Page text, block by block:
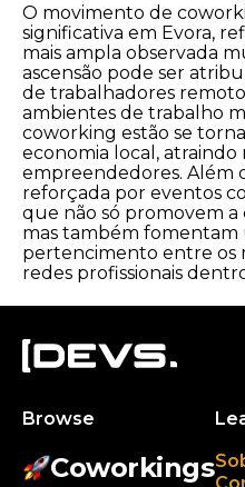
O movimento de
significativa em Evora,
mais ampla observada
ascensão pode ser
de trabalhadores
ambientes de trabalho
coworking estão se
economia local, atraindo
empreendedores. Além
reforçada por eventos
que não só promovem
mas também
pertencimento entre os
redes profissionais
Browse
Coworkings